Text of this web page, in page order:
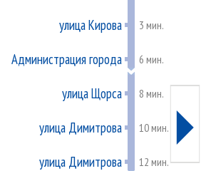
►
улица Кирова 3 мин.
Администрация города 6 мин.
улица Щорса 8 мин.
улица Димитрова 10 мин.
улица Димитрова 12 мин.